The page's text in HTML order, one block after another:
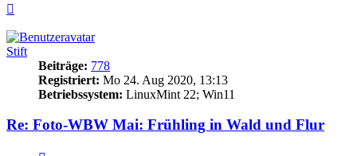
Stift
Beiträge: 778
Registriert: Mo 24. Aug 2020, 13:13
Betriebssystem: LinuxMint 22; Win11
Re: Foto-WBW Mai: Frühling in Wald und Flur